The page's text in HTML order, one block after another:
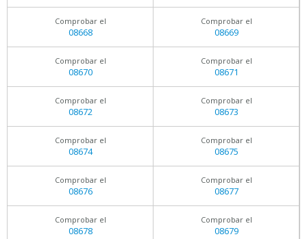
Comprobar el
08668
Comprobar el
08669
Comprobar el
08670
Comprobar el
08671
Comprobar el
08672
Comprobar el
08673
Comprobar el
08674
Comprobar el
08675
Comprobar el
08676
Comprobar el
08677
Comprobar el
08678
Comprobar el
08679